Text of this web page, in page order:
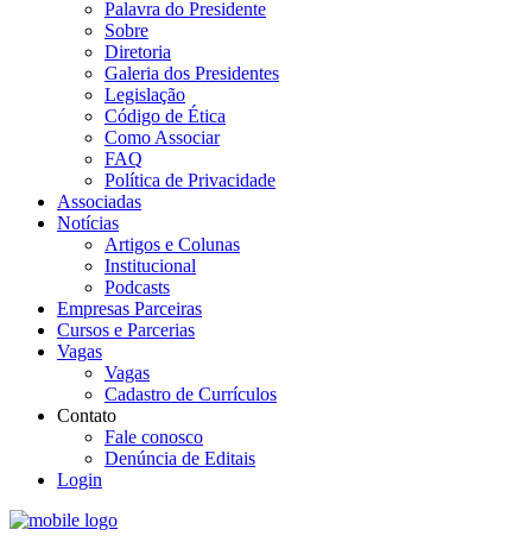
Palavra do Presidente
Sobre
Diretoria
Galeria dos Presidentes
Legislação
Código de Ética
Como Associar
FAQ
Política de Privacidade
Associadas
Notícias
Artigos e Colunas
Institucional
Podcasts
Empresas Parceiras
Cursos e Parcerias
Vagas
Vagas
Cadastro de Currículos
Contato
Fale conosco
Denúncia de Editais
Login